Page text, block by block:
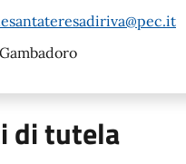
Gambadoro
di tutela